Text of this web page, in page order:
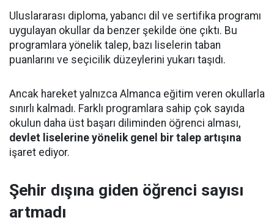
Uluslararası diploma, yabancı dil ve sertifika programı
uygulayan okullar da benzer şekilde öne çıktı. Bu
programlara yönelik talep, bazı liselerin taban
puanlarını ve seçicilik düzeylerini yukarı taşıdı.
Ancak hareket yalnızca Almanca eğitim veren okullarla
sınırlı kalmadı. Farklı programlara sahip çok sayıda
okulun daha üst başarı diliminden öğrenci alması,
devlet liselerine yönelik genel bir talep artışına
işaret ediyor.
Şehir dışına giden öğrenci sayısı
artmadı